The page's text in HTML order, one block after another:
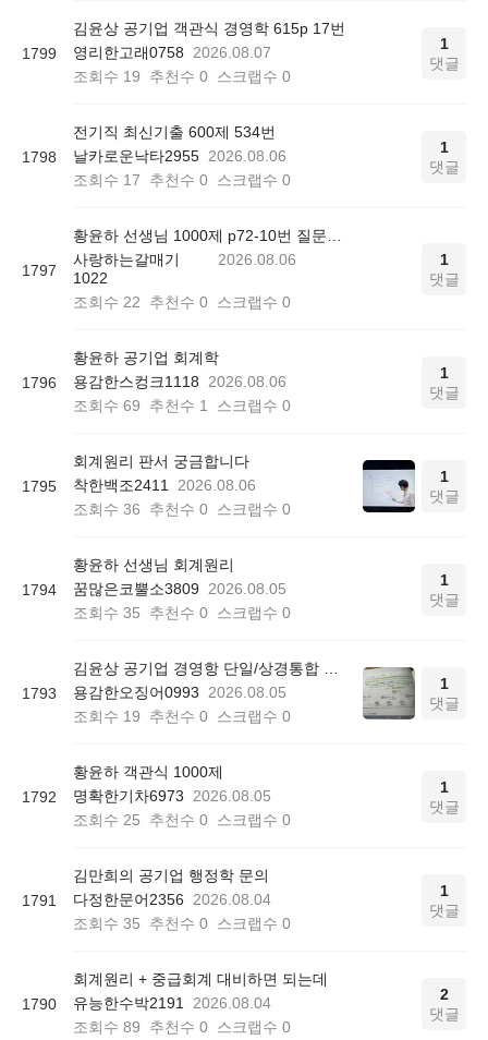
1799
김윤상 공기업 객관식 경영학 615p 17번
영리한고래0758 2026.08.07
조회수 19 추천수 0 스크랩수 0
1
댓글
1798
전기직 최신기출 600제 534번
날카로운낙타2955 2026.08.06
조회수 17 추천수 0 스크랩수 0
1
댓글
1797
황윤하 선생님 1000제 p72-10번 질문드립니다.
사랑하는갈매기
1022
2026.08.06
조회수 22 추천수 0 스크랩수 0
1
댓글
1796
황윤하 공기업 회계학
용감한스컹크1118 2026.08.06
조회수 69 추천수 1 스크랩수 0
1
댓글
1795
회계원리 판서 궁금합니다
착한백조2411 2026.08.06
조회수 36 추천수 0 스크랩수 0
1
댓글
1794
황윤하 선생님 회계원리
꿈많은코뿔소3809 2026.08.05
조회수 35 추천수 0 스크랩수 0
1
댓글
1793
김윤상 공기업 경영항 단일/상경통합 기본서 850쪽 그림 4-4
용감한오징어0993 2026.08.05
조회수 19 추천수 0 스크랩수 0
1
댓글
1792
황윤하 객관식 1000제
명확한기차6973 2026.08.05
조회수 25 추천수 0 스크랩수 0
1
댓글
1791
김만희의 공기업 행정학 문의
다정한문어2356 2026.08.04
조회수 35 추천수 0 스크랩수 0
1
댓글
1790
회계원리 + 중급회계 대비하면 되는데
유능한수박2191 2026.08.04
조회수 89 추천수 0 스크랩수 0
2
댓글